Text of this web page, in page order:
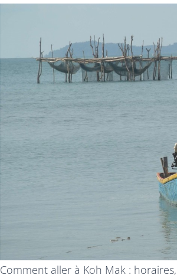
Comment aller à Koh Mak :